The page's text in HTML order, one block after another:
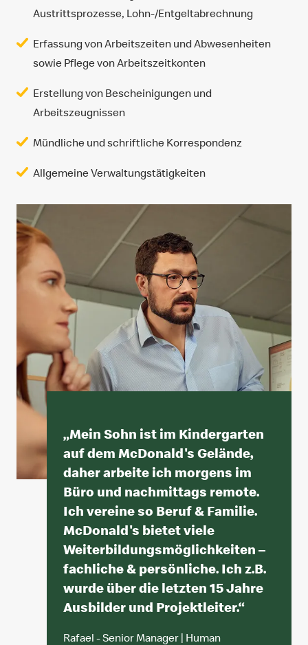
Austrittsprozesse, Lohn-/Entgeltabrechnung
Erfassung von Arbeitszeiten und Abwesenheiten
sowie Pflege von Arbeitszeitkonten
Erstellung von Bescheinigungen und
Arbeitszeugnissen
Mündliche und schriftliche Korrespondenz
Allgemeine Verwaltungstätigkeiten
„Mein Sohn ist im Kindergarten
auf dem McDonald's Gelände,
daher arbeite ich morgens im
Büro und nachmittags remote.
Ich vereine so Beruf & Familie.
McDonald's bietet viele
Weiterbildungsmöglichkeiten –
fachliche & persönliche. Ich z.B.
wurde über die letzten 15 Jahre
Ausbilder und Projektleiter.“
Rafael - Senior Manager | Human